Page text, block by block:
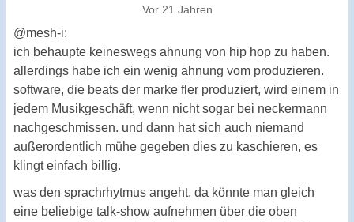
Vor 21 Jahren
@mesh-i:
ich behaupte keineswegs ahnung von hip hop zu haben.
allerdings habe ich ein wenig ahnung vom produzieren.
software, die beats der marke fler produziert, wird einem in
jedem Musikgeschäft, wenn nicht sogar bei neckermann
nachgeschmissen. und dann hat sich auch niemand
außerordentlich mühe gegeben dies zu kaschieren, es
klingt einfach billig.
was den sprachrhytmus angeht, da könnte man gleich
eine beliebige talk-show aufnehmen über die oben